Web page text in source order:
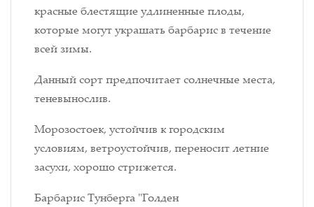
красные блестящие удлиненные плоды,
которые могут украшать барбарис в течение
всей зимы.
Данный сорт предпочитает солнечные места,
теневынослив.
Морозостоек, устойчив к городским
условиям, ветроустойчив, переносит летние
засухи, хорошо стрижется.
Барбарис Тунберга "Голден